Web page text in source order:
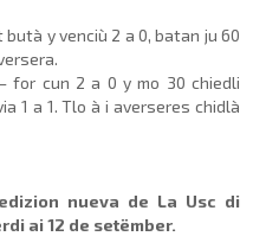
y venciù 2 a 0, batan ju 60
for cun 2 a 0 y mo 30 chiedli
1 a 1. Tlo à i averseres chidlà
nueva de La Usc di
ai 12 de setëmber.